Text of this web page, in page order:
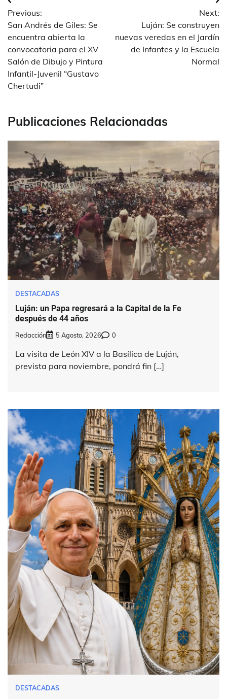
Navegación
de
entradas
Previous:
San Andrés de Giles: Se
encuentra abierta la
convocatoria para el XV
Salón de Dibujo y Pintura
Infantil-Juvenil “Gustavo
Chertudi”
Next:
Luján: Se construyen
nuevas veredas en el Jardín
de Infantes y la Escuela
Normal
Publicaciones Relacionadas
DESTACADAS
Luján: un Papa regresará a la Capital de la Fe
después de 44 años
Redacción 5 Agosto, 2026 0
La visita de León XIV a la Basílica de Luján,
prevista para noviembre, pondrá fin […]
DESTACADAS